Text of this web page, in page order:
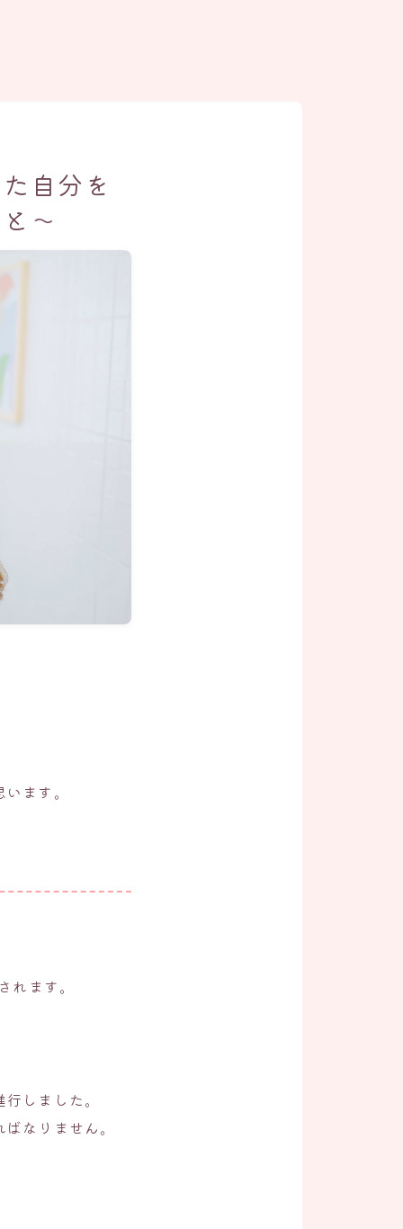
自分を
〜
ます。
ます。
しました。
なりません。